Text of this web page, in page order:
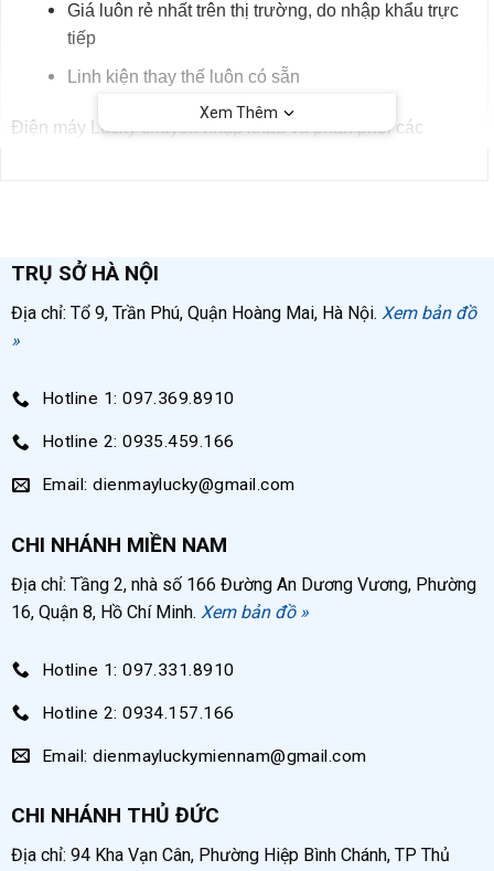
Giá luôn rẻ nhất trên thị trường, do nhập khẩu trực
tiếp
Linh kiện thay thế luôn có sẵn
Ðiện máy Lucky chuyên nhập khẩu và phân phối các
Xem Thêm
TRỤ SỞ HÀ NỘI
Địa chỉ: Tổ 9, Trần Phú, Quận Hoàng Mai, Hà Nội. Xem bản đồ
»
Hotline 1: 097.369.8910
Hotline 2: 0935.459.166
Email: dienmaylucky@gmail.com
CHI NHÁNH MIỀN NAM
Địa chỉ: Tầng 2, nhà số 166 Đường An Dương Vương, Phường
16, Quận 8, Hồ Chí Minh. Xem bản đồ »
Hotline 1: 097.331.8910
Hotline 2: 0934.157.166
Email: dienmayluckymiennam@gmail.com
CHI NHÁNH THỦ ĐỨC
Địa chỉ: 94 Kha Vạn Cân, Phường Hiệp Bình Chánh, TP Thủ